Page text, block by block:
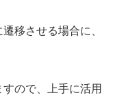
移させる場合に、
ので、上手に活用